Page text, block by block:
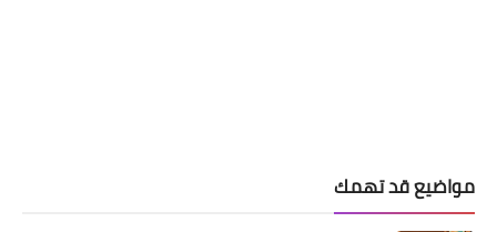
مواضيع قد تهمك